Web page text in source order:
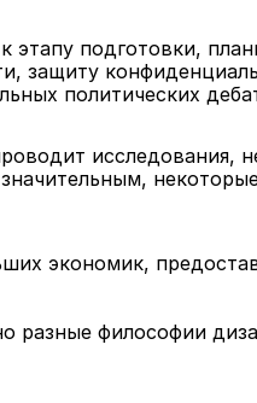
этапу подготовки,
защиту
политических
исследования,
экономик,
разные философии